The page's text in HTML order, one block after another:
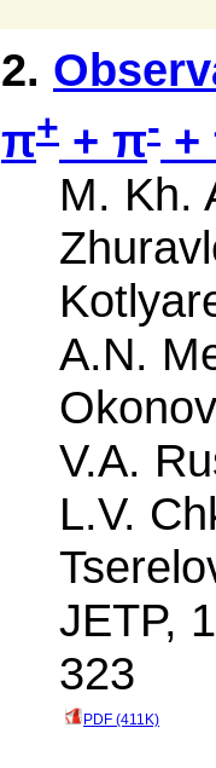
2.
π+ + π- +
M. Kh.
A.N.
Okonov
V.A.
L.V.
JETP,
323
PDF (411K)